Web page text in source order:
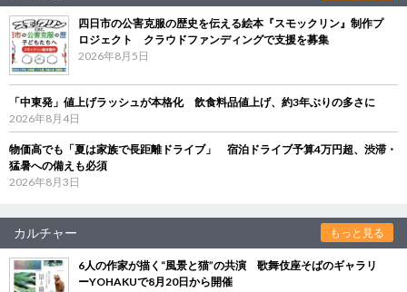
四日市の公害克服の歴史を伝える絵本『スモックリン』制作プ
ロジェクト クラウドファンディングで支援を募集
2026年8月5日
「中東発」値上げラッシュが本格化 飲食料品値上げ、約3年ぶりの多さに
2026年8月4日
物価高でも「夏は家族で長距離ドライブ」 宿泊ドライブ予算4万円超、渋滞・
猛暑への備えも必須
2026年8月3日
カルチャー もっと見る
6人の作家が描く“風景と猫”の共演 歌舞伎座そばのギャラリ
ーYOHAKUで8月20日から開催